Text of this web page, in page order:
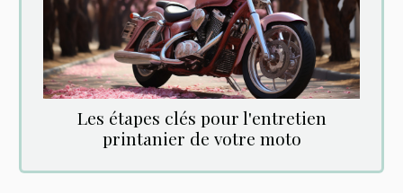
Les étapes clés pour l'entretien
printanier de votre moto